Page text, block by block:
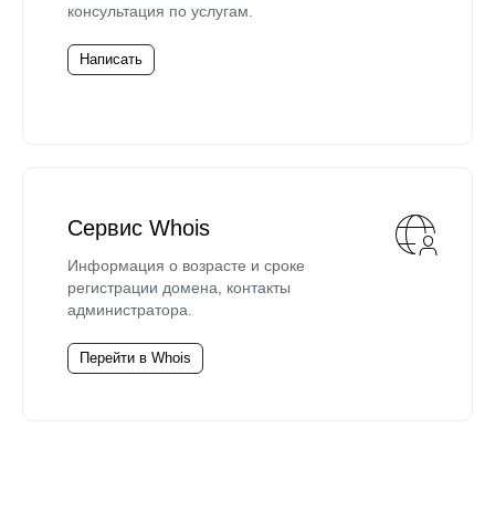
консультация по услугам.
Написать
Сервис Whois
Информация о возрасте и сроке
регистрации домена, контакты
администратора.
Перейти в Whois